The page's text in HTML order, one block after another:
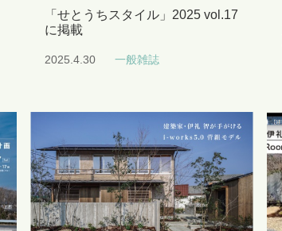
「せとうちスタイル」2025 vol.17
に掲載
2025.4.30 一般雑誌